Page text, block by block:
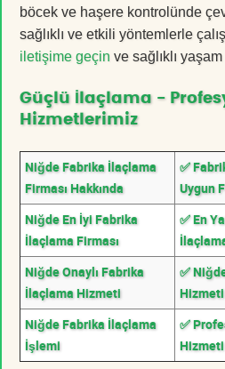
böcek ve haşere kontrolünde
sağlıklı ve etkili yöntemlerle
iletişime geçin ve sağlıklı
Güçlü İlaçlama -
Hizmetlerimiz
Niğde Fabrika İlaçlama
Firması Hakkında
✅
Uygun
Niğde En İyi Fabrika
İlaçlama Firması
✅ En
Niğde Onaylı Fabrika
İlaçlama Hizmeti
✅
Hizmeti
Niğde Fabrika İlaçlama
İşlemi
✅